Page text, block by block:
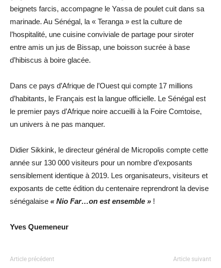
beignets farcis, accompagne le Yassa de poulet cuit dans sa
marinade. Au Sénégal, la « Teranga » est la culture de
l’hospitalité, une cuisine conviviale de partage pour siroter
entre amis un jus de Bissap, une boisson sucrée à base
d’hibiscus à boire glacée.
Dans ce pays d’Afrique de l’Ouest qui compte 17 millions
d’habitants, le Français est la langue officielle. Le Sénégal est
le premier pays d’Afrique noire accueilli à la Foire Comtoise,
un univers à ne pas manquer.
Didier Sikkink, le directeur général de Micropolis compte cette
année sur 130 000 visiteurs pour un nombre d’exposants
sensiblement identique à 2019. Les organisateurs, visiteurs et
exposants de cette édition du centenaire reprendront la devise
sénégalaise « Nio Far…on est ensemble » !
Yves Quemeneur
Article précédent Article suivant